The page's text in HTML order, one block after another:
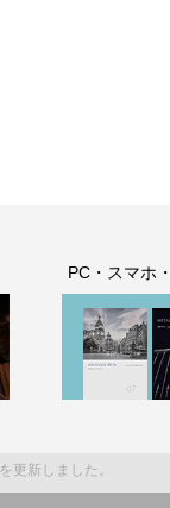
PC・スマホ
更新しました。